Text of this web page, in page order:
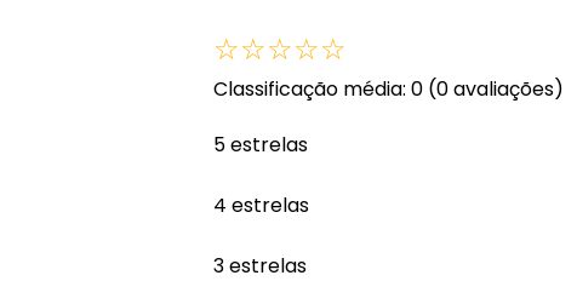
☆☆☆☆☆
Classificação média: 0 (0 avaliações)
5 estrelas
4 estrelas
3 estrelas